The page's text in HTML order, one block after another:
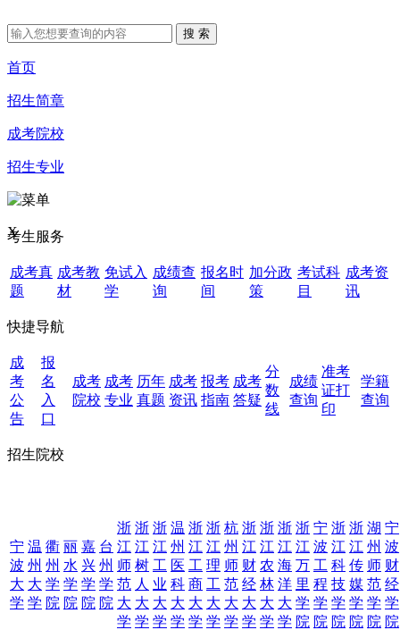
首页
招生简章
成考院校
招生专业
X
考生服务
成考真
题
成考教
材
免试入
学
成绩查
询
报名时
间
加分政
策
考试科
目
成考资
讯
快捷导航
成
考
公
告
报
名
入
口
成考
院校
成考
专业
历年
真题
成考
资讯
报考
指南
成考
答疑
分
数
线
成绩
查询
准考
证打
印
学籍
查询
招生院校
宁
波
大
学
温
州
大
学
衢
州
学
院
丽
水
学
院
嘉
兴
学
院
台
州
学
院
浙
江
师
范
大
学
浙
江
树
人
大
学
浙
江
工
业
大
学
温
州
医
科
大
学
浙
江
工
商
大
学
浙
江
理
工
大
学
杭
州
师
范
大
学
浙
江
财
经
大
学
浙
江
农
林
大
学
浙
江
海
洋
大
学
浙
江
万
里
学
院
宁
波
工
程
学
院
浙
江
科
技
学
院
浙
江
传
媒
学
院
湖
州
师
范
学
院
宁
波
财
经
学
院